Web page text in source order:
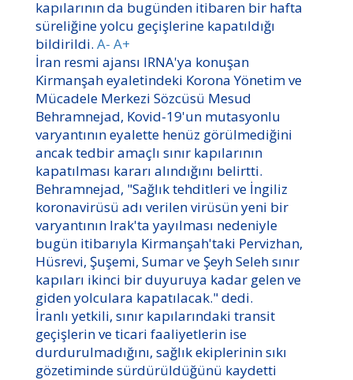
kapılarının da bugünden itibaren bir hafta
süreliğine yolcu geçişlerine kapatıldığı
bildirildi. A- A+
İran resmi ajansı IRNA'ya konuşan
Kirmanşah eyaletindeki Korona Yönetim ve
Mücadele Merkezi Sözcüsü Mesud
Behramnejad, Kovid-19'un mutasyonlu
varyantının eyalette henüz görülmediğini
ancak tedbir amaçlı sınır kapılarının
kapatılması kararı alındığını belirtti.
Behramnejad, "Sağlık tehditleri ve İngiliz
koronavirüsü adı verilen virüsün yeni bir
varyantının Irak'ta yayılması nedeniyle
bugün itibarıyla Kirmanşah'taki Pervizhan,
Hüsrevi, Şuşemi, Sumar ve Şeyh Seleh sınır
kapıları ikinci bir duyuruya kadar gelen ve
giden yolculara kapatılacak." dedi.
İranlı yetkili, sınır kapılarındaki transit
geçişlerin ve ticari faaliyetlerin ise
durdurulmadığını, sağlık ekiplerinin sıkı
gözetiminde sürdürüldüğünü kaydetti